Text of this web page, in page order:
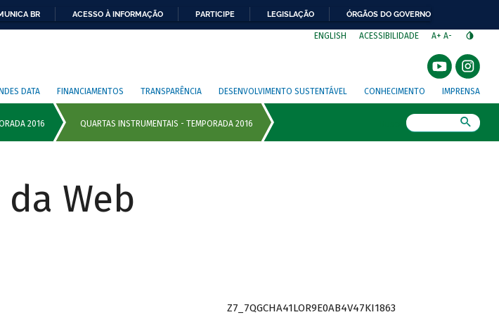
BR ACESSO À INFORMAÇÃO PARTICIPE LEGISLAÇÃO ÓRGÃOS DO GOVERNO
ENGLISH ACESSIBILIDADE A+ A-
DATA FINANCIAMENTOS TRANSPARÊNCIA DESENVOLVIMENTO SUSTENTÁVEL CONHECIMENTO IMPRENSA
Web
Z7_7QGCHA41LOR9E0AB4V47KI1863